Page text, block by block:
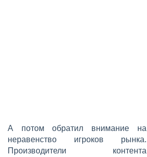
А потом обратил внимание на
неравенство игроков рынка.
Производители контента